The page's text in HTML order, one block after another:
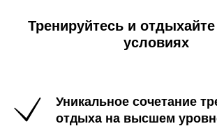
Тренируйтесь и
условиях
Уникальное сочетание
отдыха на высшем